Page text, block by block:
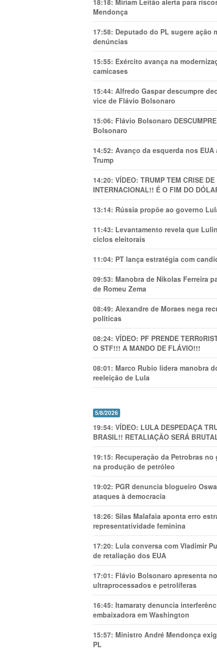
18:18: Míriam Leitão alerta para
Mendonça
17:58: Deputado do PL sugere ação
denúncias
15:55: Exército avança na
camicases
15:44: Alfredo Gaspar descumpre
vice de Flávio Bolsonaro
15:06: Flávio Bolsonaro
Bolsonaro
14:52: Avanço da esquerda nos
Trump
14:20: VÍDEO: TRUMP TEM CRlSE
INTERNACIONAL!! É O FIM DO
13:14: Rússia propõe ao governo
11:43: Levantamento revela que
ciclos eleitorais
11:04: PT lança estratégia com
09:53: Manobra de Nikolas Ferreira
de Romeu Zema
08:49: Alexandre de Moraes nega
políticas
08:24: VÍDEO: PF PRENDE
O STF!!! A MANDO DE FLÁVIO!!!
08:01: Marco Rubio lidera manobra
reeleição de Lula
5/8/2026
19:54: VÍDEO: LULA DESPEDAÇA
BRASIL!! RETALIAÇÃO SERÁ
19:15: Recuperação da Petrobras
na produção de petróleo
19:02: PGR denuncia blogueiro
ataques à democracia
18:26: Silas Malafaia aponta erro
representatividade feminina
17:20: Lula conversa com Vladimir
de retaliação dos EUA
17:01: Flávio Bolsonaro apresenta
ultraprocessados e petrolíferas
16:45: Itamaraty denuncia
embaixadora em Washington
15:57: Ministro André Mendonça
PL